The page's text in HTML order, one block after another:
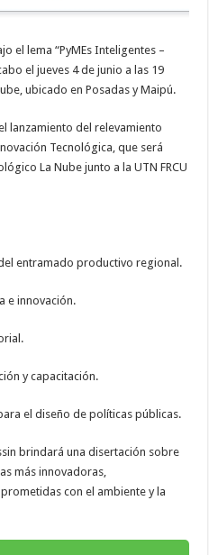
el lema “PyMEs Inteligentes –
el jueves 4 de junio a las 19
ubicado en Posadas y Maipú.
lanzamiento del relevamiento
Tecnológica, que será
La Nube junto a la UTN FRCU
entramado productivo regional.
e innovación.
y capacitación.
el diseño de políticas públicas.
brindará una disertación sobre
más innovadoras,
con el ambiente y la